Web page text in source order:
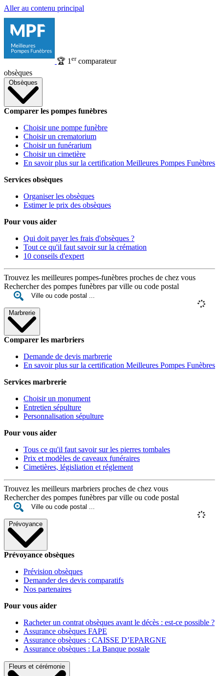
Aller au contenu principal
🏆 1 ercomparateur
obsèques
Obsèques
Comparer les pompes funèbres
Choisir une pompe funèbre
Choisir un crematorium
Choisir un funérarium
Choisir un cimetière
En savoir plus sur la certification Meilleures Pompes Funèbres
Services obsèques
Organiser les obsèques
Estimer le prix des obsèques
Pour vous aider
Qui doit payer les frais d'obsèques ?
Tout ce qu'il faut savoir sur la crémation
10 conseils d'expert
Trouvez les meilleures pompes-funèbres proches de chez vous
Rechercher des pompes funèbres par ville ou code postal
Marbrerie
Comparer les marbriers
Demande de devis marbrerie
En savoir plus sur la certification Meilleures Pompes Funèbres
Services marbrerie
Choisir un monument
Entretien sépulture
Personnalisation sépulture
Pour vous aider
Tous ce qu'il faut savoir sur les pierres tombales
Prix et modèles de caveaux funéraires
Cimetières, législiation et réglement
Trouvez les meilleurs marbriers proches de chez vous
Rechercher des pompes funèbres par ville ou code postal
Prévoyance
Prévoyance obsèques
Prévision obsèques
Demander des devis comparatifs
Nos partenaires
Pour vous aider
Racheter un contrat obsèques avant le décès : est-ce possible ?
Assurance obsèques FAPE
Assurance obsèques : CAISSE D’EPARGNE
Assurance obsèques : La Banque postale
Fleurs et cérémonie